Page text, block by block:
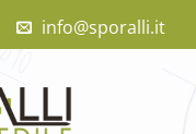
info@sporalli.it